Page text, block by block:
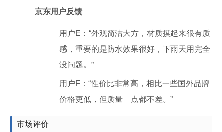
京东用户反馈
用户E：“外观简洁大方，材质摸起来很有质
感，重要的是防水效果很好，下雨天用完全
没问题。”
用户F：“性价比非常高，相比一些国外品牌
价格更低，但质量一点都不差。”
市场评价